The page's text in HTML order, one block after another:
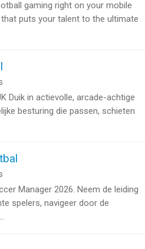
gaming right on your mobile
puts your talent to the ultimate
Duik in actievolle, arcade-achtige
besturing die passen, schieten
Manager 2026. Neem de leiding
spelers, navigeer door de